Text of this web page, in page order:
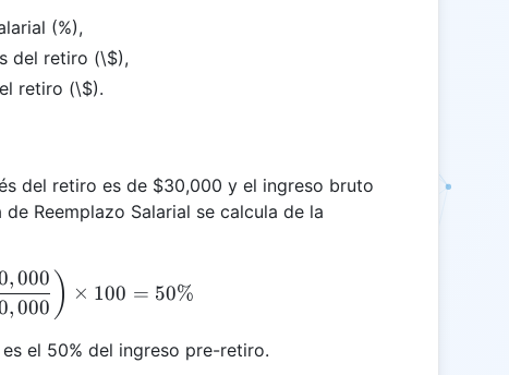
(%),
del retiro (\$),
retiro (\$).
del retiro es de $30,000 y el ingreso bruto
Reemplazo Salarial se calcula de la
\text{WPR} = \left( \frac{30,000}{60,000}
,000
,000 ) × 100 = 50%
el 50% del ingreso pre-retiro.